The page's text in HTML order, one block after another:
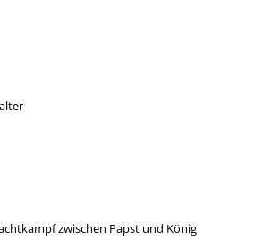
zwischen Papst und König